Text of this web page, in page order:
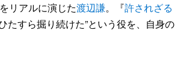
リアルに演じた渡辺謙。『許されざる
たすら掘り続けた”という役を、自身の